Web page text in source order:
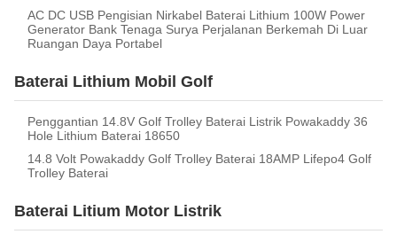
AC DC USB Pengisian Nirkabel Baterai Lithium 100W Power
Generator Bank Tenaga Surya Perjalanan Berkemah Di Luar
Ruangan Daya Portabel
Baterai Lithium Mobil Golf
Penggantian 14.8V Golf Trolley Baterai Listrik Powakaddy 36
Hole Lithium Baterai 18650
14.8 Volt Powakaddy Golf Trolley Baterai 18AMP Lifepo4 Golf
Trolley Baterai
Baterai Litium Motor Listrik